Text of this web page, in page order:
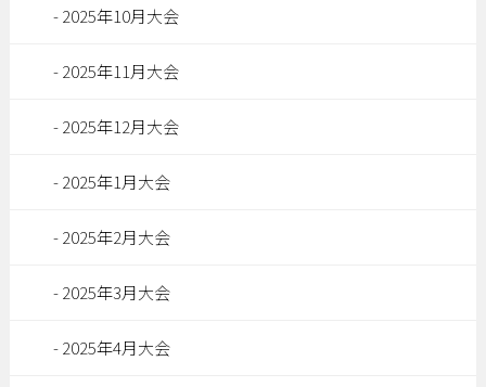
2025年10月大会
2025年11月大会
2025年12月大会
2025年1月大会
2025年2月大会
2025年3月大会
2025年4月大会